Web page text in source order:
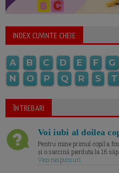
INDEX CUVINTE CHEIE
A B C D E F G
N
O P Q R S T
ÎNTREBARI
Voi iubi al doilea
Pentru mine primul copil a
și o sarcină pierduta la 16
Vezi raspunsuri